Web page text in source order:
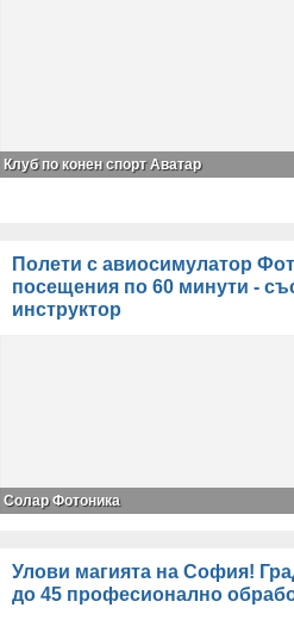
Клуб по конен спорт Аватар
Полети с авиосимулатор
посещения по 60 минути -
инструктор
Солар Фотоника
Улови магията на София!
до 45 професионално